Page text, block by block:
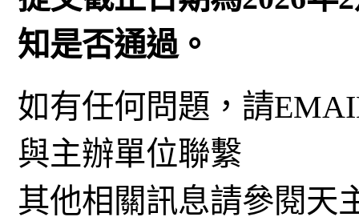
知是否通過。
如有任何問題，請
與主辦單位聯繫
其他相關訊息請參閱天